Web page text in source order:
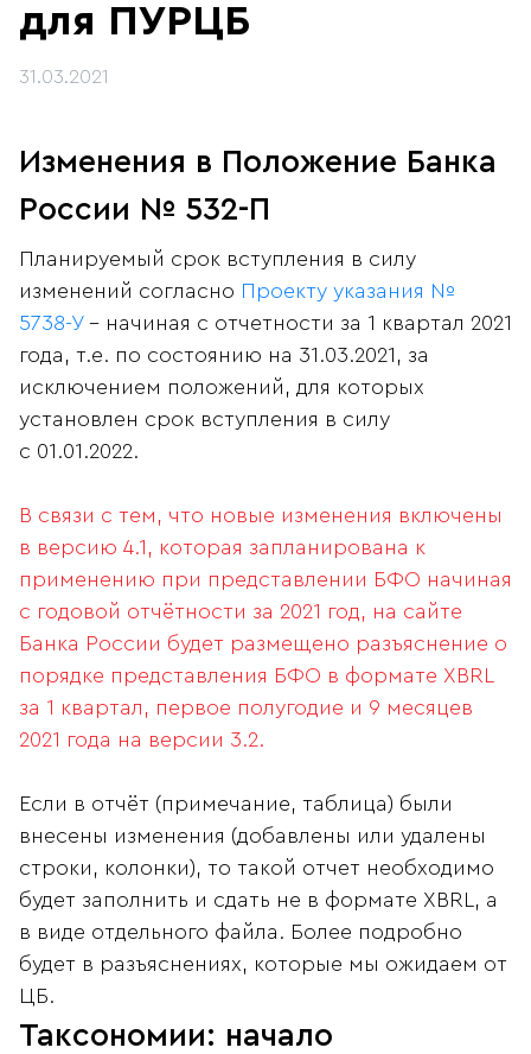
для ПУРЦБ
31.03.2021
Изменения в Положение Банка
России № 532-П
Планируемый срок вступления в силу
изменений согласно Проекту указания №
5738-У- начиная с отчетности за 1 квартал 2021
года, т.е. по состоянию на 31.03.2021, за
исключением положений, для которых
установлен срок вступления в силу
с 01.01.2022.
В связи с тем, что новые изменения включены
в версию 4.1, которая запланирована к
применению при представлении БФО начиная
с годовой отчётности за 2021 год, на сайте
Банка России будет размещено разъяснение о
порядке представления БФО в формате XBRL
за 1 квартал, первое полугодие и 9 месяцев
2021 года на версии 3.2.
Если в отчёт (примечание, таблица) были
внесены изменения (добавлены или удалены
строки, колонки), то такой отчет необходимо
будет заполнить и сдать не в формате XBRL, а
в виде отдельного файла. Более подробно
будет в разъяснениях, которые мы ожидаем от
ЦБ.
Таксономии: начало